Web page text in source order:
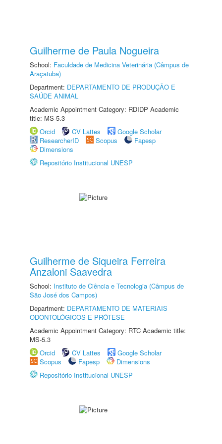
Guilherme de Paula Nogueira
School: Faculdade de Medicina Veterinária (Câmpus de
Araçatuba)
Department: DEPARTAMENTO DE PRODUÇÃO E
SAÚDE ANIMAL
Academic Appointment Category: RDIDP Academic
title: MS-5.3
Orcid
CV Lattes
Google Scholar
ResearcherID
Scopus
Fapesp
Dimensions
Repositório Institucional UNESP
Guilherme de Siqueira Ferreira
Anzaloni Saavedra
School: Instituto de Ciência e Tecnologia (Câmpus de
São José dos Campos)
Department: DEPARTAMENTO DE MATERIAIS
ODONTOLÓGICOS E PRÓTESE
Academic Appointment Category: RTC Academic title:
MS-5.3
Orcid
CV Lattes
Google Scholar
Scopus
Fapesp
Dimensions
Repositório Institucional UNESP